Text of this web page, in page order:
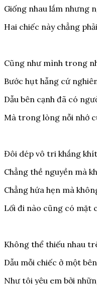
Giống nhau lắm nhưng
Hai chiếc này chẳng
Cũng như mình trong
Bước hụt hẫng cứ
Dẫu bên cạnh đã có
Mà trong lòng nỗi nhớ
Đôi dép vô tri khắng
Chẳng thề nguyền mà
Chẳng hứa hẹn mà
Lối đi nào cũng có mặt
Không thể thiếu nhau
Dẫu mỗi chiếc ở một
Như tôi yêu em bởi